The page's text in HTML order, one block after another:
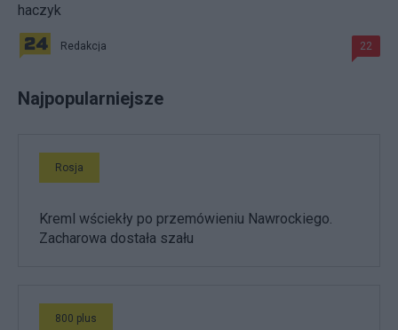
haczyk
Redakcja 22
Najpopularniejsze
Rosja
Kreml wściekły po przemówieniu Nawrockiego.
Zacharowa dostała szału
800 plus